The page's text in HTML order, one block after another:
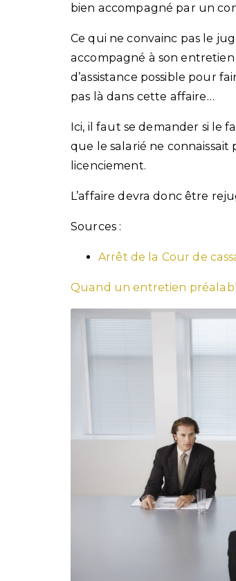
bien accompagné par un
Ce qui ne convainc pas le
accompagné à son
d’assistance possible pour
pas là dans cette affaire…
Ici, il faut se demander si le
que le salarié ne
licenciement.
L’affaire devra donc être
Sources :
Arrêt de la Cour de
Quand un entretien